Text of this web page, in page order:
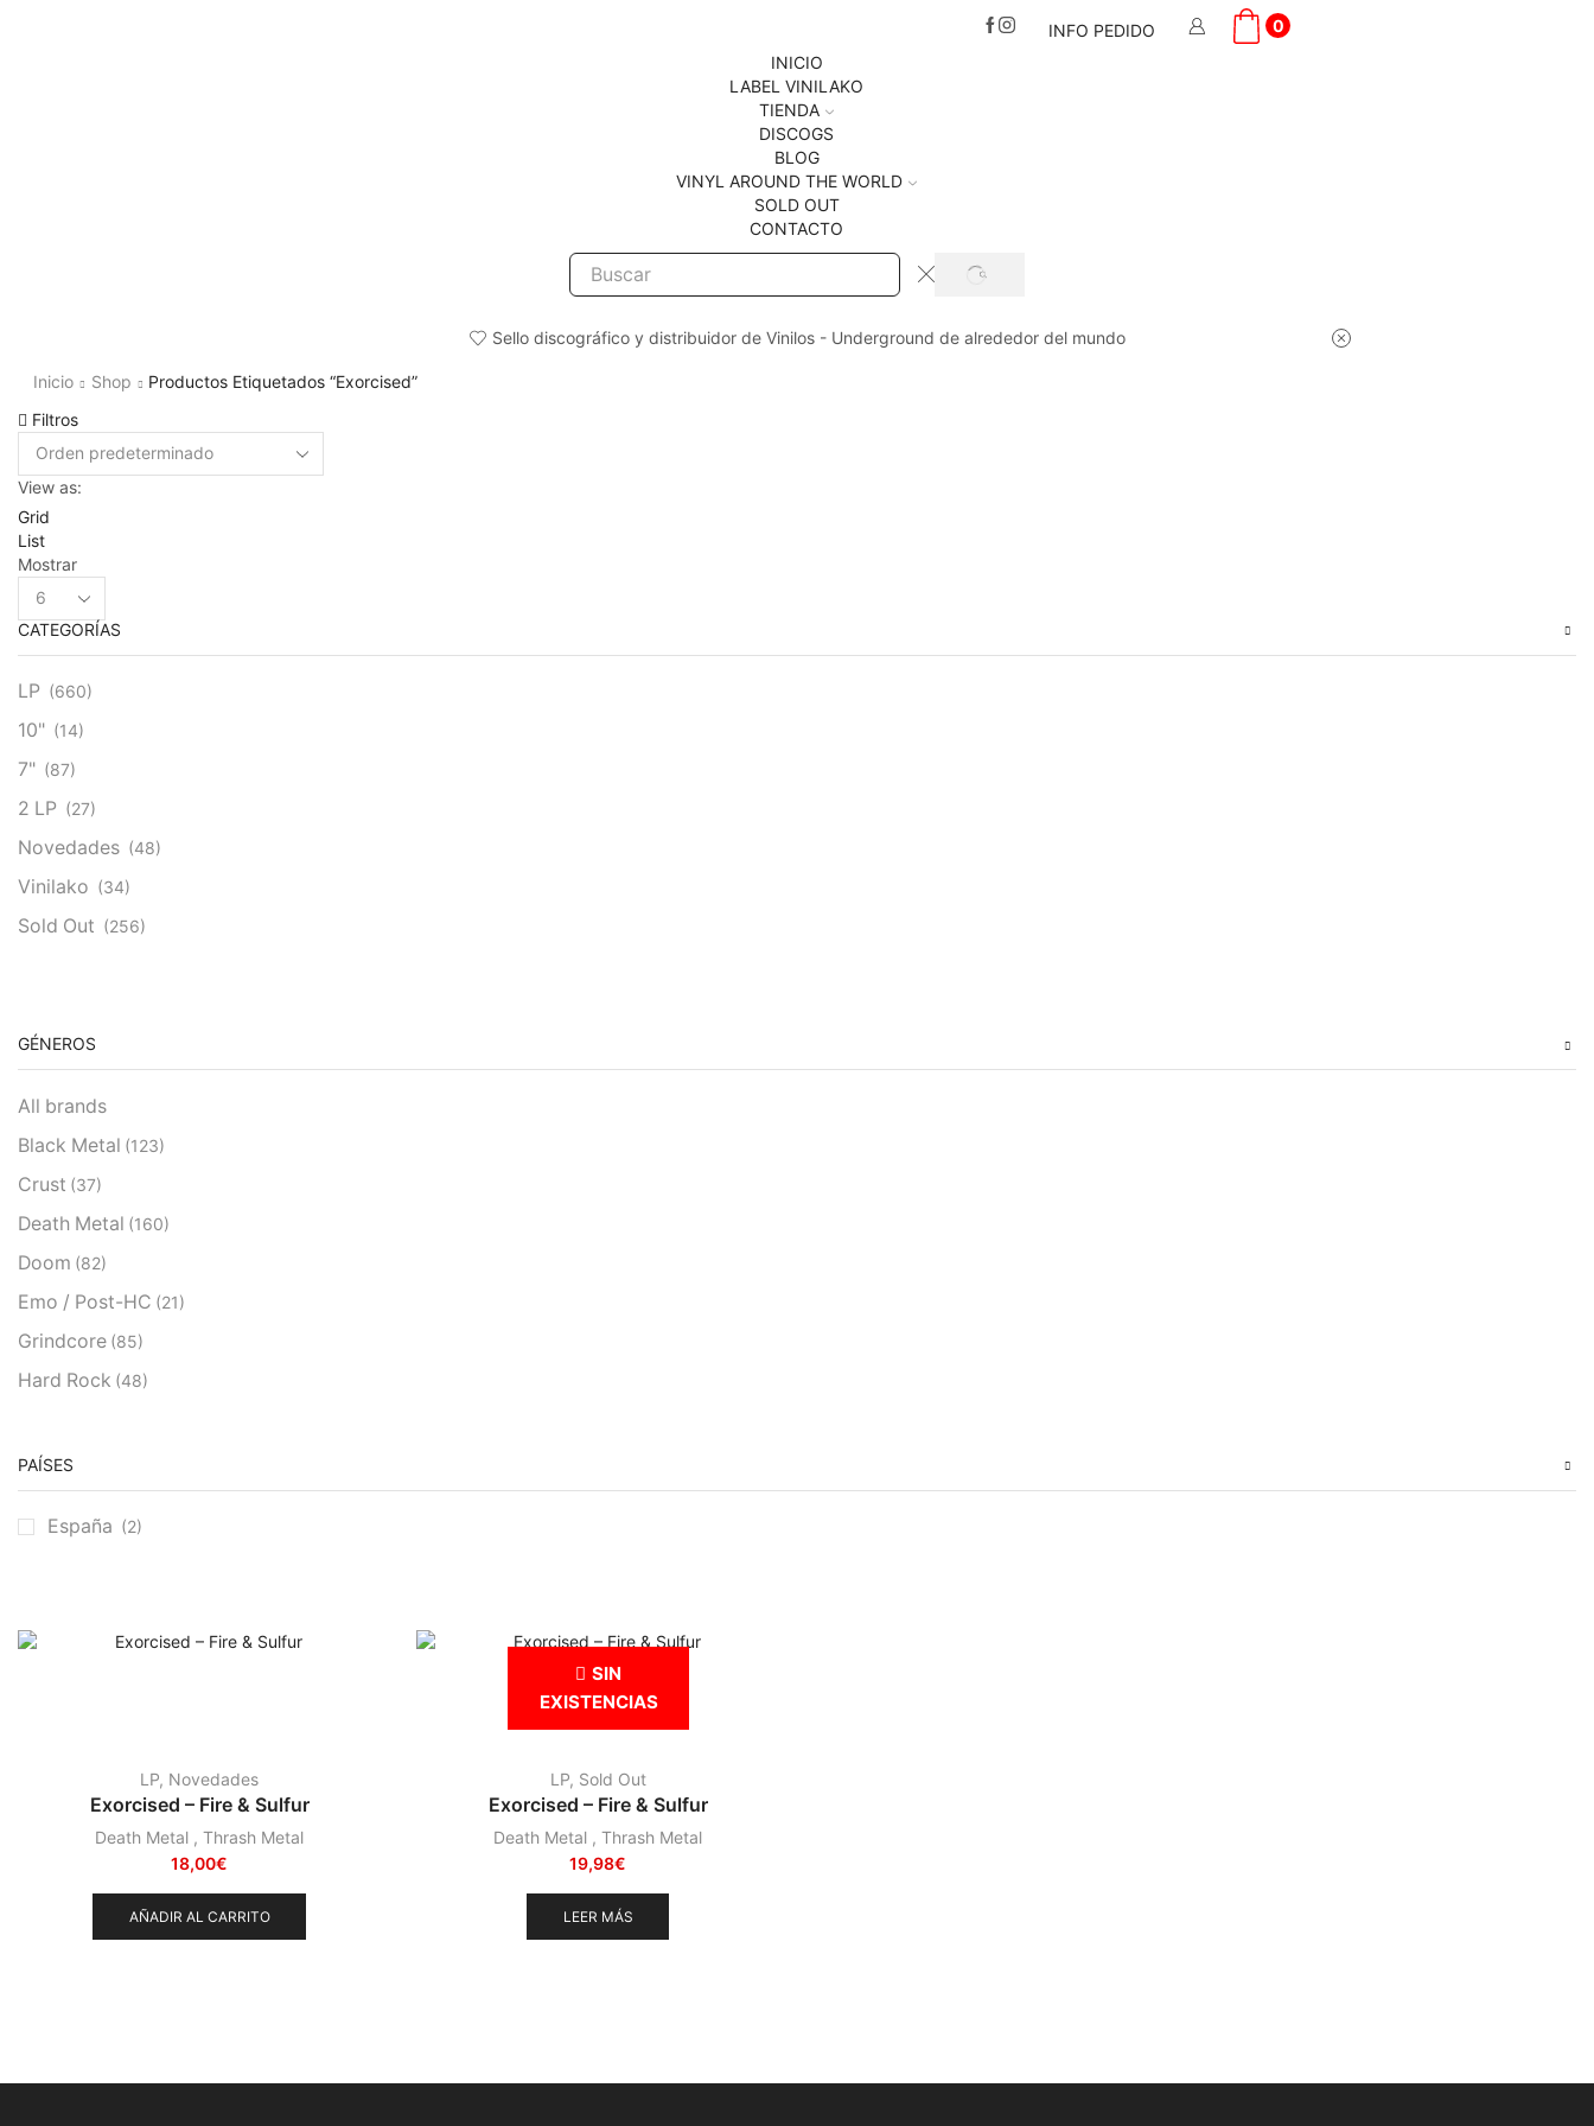
INFO PEDIDO
0
INICIO
LABEL VINILAKO
TIENDA
DISCOGS
BLOG
VINYL AROUND THE WORLD
SOLD OUT
CONTACTO
Search
SEARCH
Sello discográfico y distribuidor de Vinilos - Underground de alrededor del mundo
Inicio Shop
Productos Etiquetados “Exorcised”
Filtros
View as:
Grid
List
Mostrar
Products
per
page
CATEGORÍAS
LP (660)
10" (14)
7" (87)
2 LP (27)
Novedades (48)
Vinilako (34)
Sold Out (256)
GÉNEROS
All brands
Black Metal (123)
Crust (37)
Death Metal (160)
Doom (82)
Emo / Post-HC (21)
Grindcore (85)
Hard Rock (48)
Heavy Metal
Otros(38)
Prog (25)
Stoner
PAÍSES
España (2)
LP, Novedades
Exorcised – Fire & Sulfur
Death Metal , Thrash Metal
18,00€
AÑADIR AL CARRITO
SIN
EXISTENCIAS
LP, Sold Out
Exorcised – Fire & Sulfur
Death Metal , Thrash Metal
19,98€
LEER MÁS